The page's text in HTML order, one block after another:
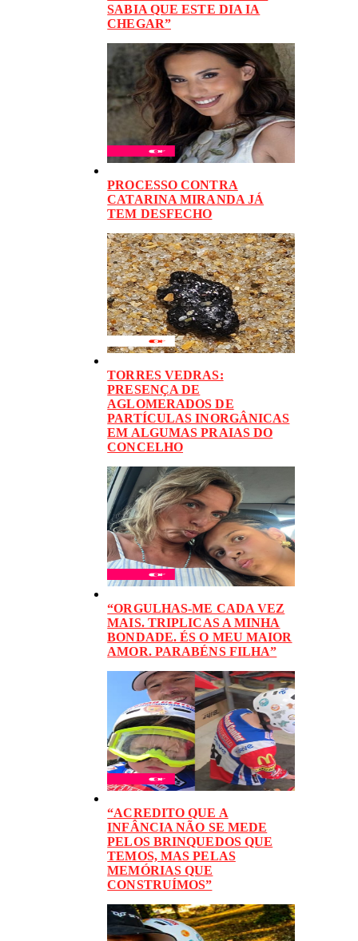
SABIA QUE ESTE DIA IA
CHEGAR”
PROCESSO CONTRA
CATARINA MIRANDA JÁ
TEM DESFECHO
TORRES VEDRAS:
PRESENÇA DE
AGLOMERADOS DE
PARTÍCULAS INORGÂNICAS
EM ALGUMAS PRAIAS DO
CONCELHO
“ORGULHAS-ME CADA VEZ
MAIS. TRIPLICAS A MINHA
BONDADE. ÉS O MEU MAIOR
AMOR. PARABÉNS FILHA”
“ACREDITO QUE A
INFÂNCIA NÃO SE MEDE
PELOS BRINQUEDOS QUE
TEMOS, MAS PELAS
MEMÓRIAS QUE
CONSTRUÍMOS”